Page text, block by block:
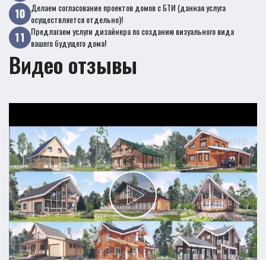
Делаем согласование проектов домов с БТИ (данная услуга
осуществляется отдельно)!
Предлагаем услуги дизайнера по созданию визуального вида
вашего будущего дома!
Видео отзывы